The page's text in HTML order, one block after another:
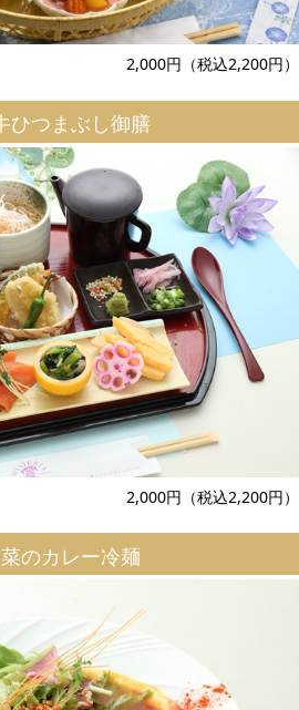
2,000円（税込2,200円）
ひつまぶし御膳
2,000円（税込2,200円）
のカレー冷麺